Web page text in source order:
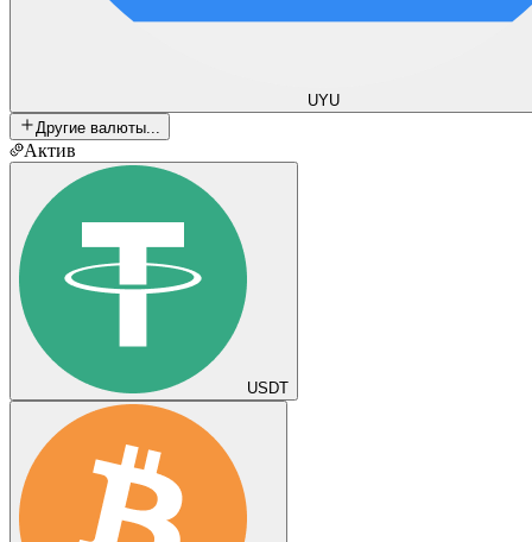
UYU
Другие валюты...
Актив
USDT